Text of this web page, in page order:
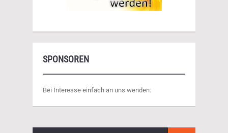
SPONSOREN
Bei Interesse einfach an uns wenden.